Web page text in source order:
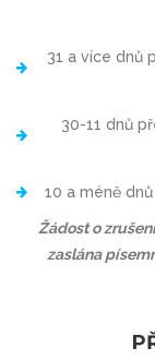
31 a více dnů
30-11 dnů
10 a méně
Žádost o
zaslána